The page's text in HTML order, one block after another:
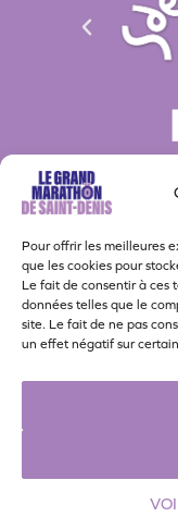
Pour offrir les meilleures
que les cookies pour
Le fait de consentir à ces
données telles que le
site. Le fait de ne pas
un effet négatif sur
Actualités
Contact